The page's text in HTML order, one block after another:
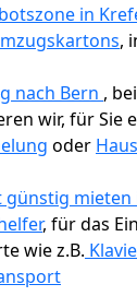
in
,
nach Bern ,
wir, für Sie
oder
mieten
, für das
wie z.B.